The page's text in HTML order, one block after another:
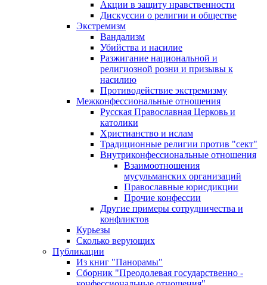
Акции в защиту нравственности
Дискуссии о религии и обществе
Экстремизм
Вандализм
Убийства и насилие
Разжигание национальной и
религиозной розни и призывы к
насилию
Противодействие экстремизму
Межконфессиональные отношения
Русская Православная Церковь и
католики
Христианство и ислам
Традиционные религии против "сект"
Внутриконфессиональные отношения
Взаимоотношения
мусульманских организаций
Православные юрисдикции
Прочие конфессии
Другие примеры сотрудничества и
конфликтов
Курьезы
Сколько верующих
Публикации
Из книг "Панорамы"
Сборник "Преодолевая государственно -